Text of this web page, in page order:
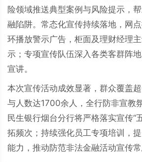
险领域推送典型案例与风险提示，
融陷阱。常态化宣传持续落地，网
环播放警示广告，柜面及理财经理
示；专项宣传队伍深入各类客群阵
宣讲。
本次宣传活动成效显著，群众覆盖
与人数达1700余人，全行防非宣教
民生银行烟台分行将严格落实宣传“
拓频次；持续强化员工专项培训，
能力，推动防范非法金融活动宣传常